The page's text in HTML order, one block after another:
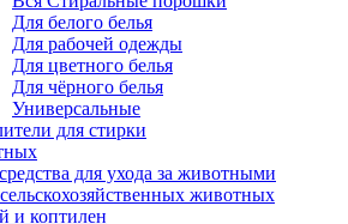
Для белого белья
Для рабочей одежды
Для цветного белья
Для чёрного белья
Универсальные
для стирки
для ухода за животными
животных
и коптилен